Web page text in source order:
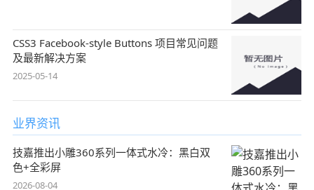
CSS3 Facebook-style Buttons 项目常见问题
及最新解决方案
2025-05-14
业界资讯
技嘉推出小雕360系列一体式水冷：黑白双
色+全彩屏
2026-08-04